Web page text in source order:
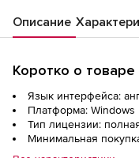
Описание
Коротко о товаре
Язык интерфейса:
Платформа: Windows
Тип лицензии:
Минимальная